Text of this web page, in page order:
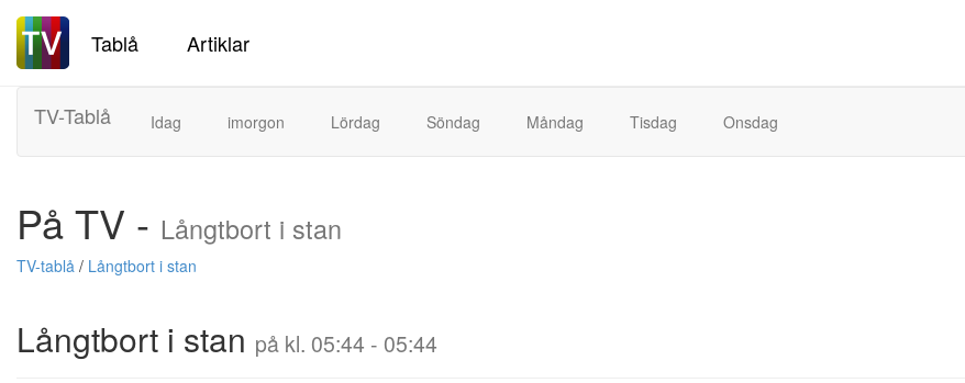
Tablå Artiklar
TV-Tablå Idag imorgon Lördag Söndag Måndag Tisdag Onsdag
På TV - Långtbort i stan
TV-tablå / Långtbort i stan
Långtbort i stan på kl. 05:44 - 05:44